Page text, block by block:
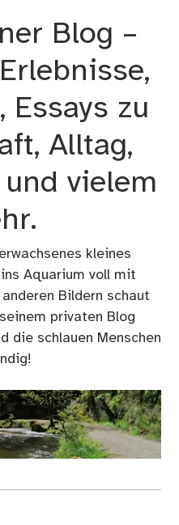
Blog –
Essays zu
Alltag,
vielem
kleines
Aquarium voll mit
Bildern schaut
privaten Blog
die schlauen Menschen